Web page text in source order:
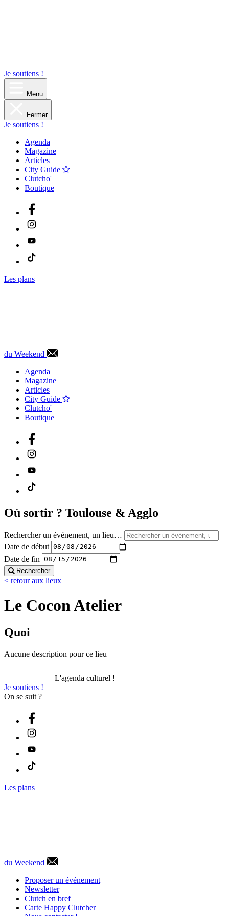
Je soutiens !
Menu
Fermer
Je soutiens !
Agenda
Magazine
Articles
City Guide
Clutcho'
Boutique
Les plans
du Weekend
Agenda
Magazine
Articles
City Guide
Clutcho'
Boutique
Où sortir ? Toulouse & Agglo
Rechercher un événement, un lieu…
Date de début
Date de fin
Rechercher
< retour aux lieux
Le Cocon Atelier
Quoi
Aucune description pour ce lieu
L'agenda culturel !
Je soutiens !
On se suit ?
Les plans
du Weekend
Proposer un événement
Newsletter
Clutch en bref
Carte Happy Clutcher